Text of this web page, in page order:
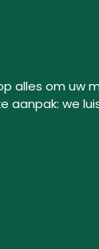
alles om
we